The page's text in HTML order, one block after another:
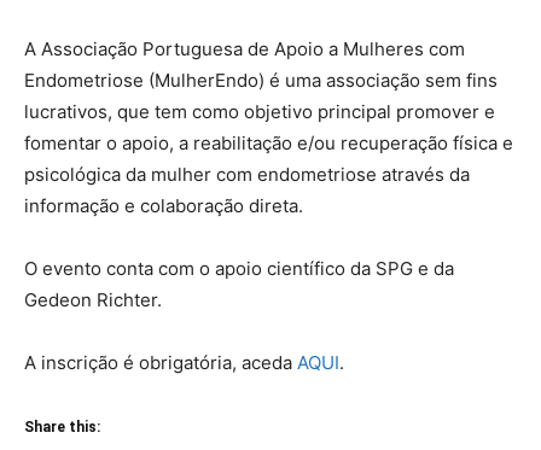
A Associação Portuguesa de Apoio a Mulheres com
Endometriose (MulherEndo) é uma associação sem fins
lucrativos, que tem como objetivo principal promover e
fomentar o apoio, a reabilitação e/ou recuperação física e
psicológica da mulher com endometriose através da
informação e colaboração direta.
O evento conta com o apoio científico da SPG e da
Gedeon Richter.
A inscrição é obrigatória, aceda AQUI.
Share this: